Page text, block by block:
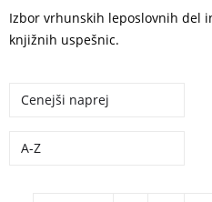
Izbor vrhunskih leposlovnih del
knjižnih uspešnic.
Cenejši naprej
A-Z